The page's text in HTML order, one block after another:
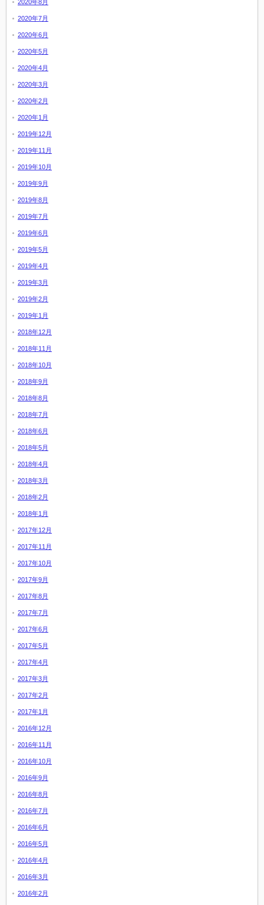
2020年8月
2020年7月
2020年6月
2020年5月
2020年4月
2020年3月
2020年2月
2020年1月
2019年12月
2019年11月
2019年10月
2019年9月
2019年8月
2019年7月
2019年6月
2019年5月
2019年4月
2019年3月
2019年2月
2019年1月
2018年12月
2018年11月
2018年10月
2018年9月
2018年8月
2018年7月
2018年6月
2018年5月
2018年4月
2018年3月
2018年2月
2018年1月
2017年12月
2017年11月
2017年10月
2017年9月
2017年8月
2017年7月
2017年6月
2017年5月
2017年4月
2017年3月
2017年2月
2017年1月
2016年12月
2016年11月
2016年10月
2016年9月
2016年8月
2016年7月
2016年6月
2016年5月
2016年4月
2016年3月
2016年2月